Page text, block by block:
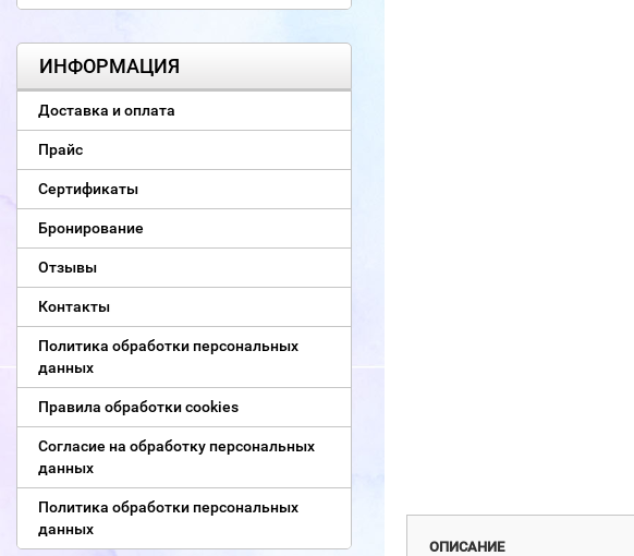
ИНФОРМАЦИЯ
Доставка и оплата
Прайс
Сертификаты
Бронирование
Отзывы
Контакты
Политика обработки персональных
данных
Правила обработки cookies
Согласие на обработку персональных
данных
Политика обработки персональных
данных
ОПИСАНИЕ